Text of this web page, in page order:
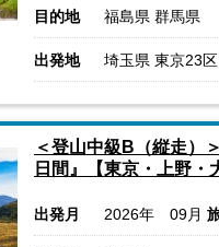
目的地 福島県 群馬県
出発地 埼玉県 東京23区
＜登山中級B（縦走）
日間』【東京・上野・
出発月 2026年 09月